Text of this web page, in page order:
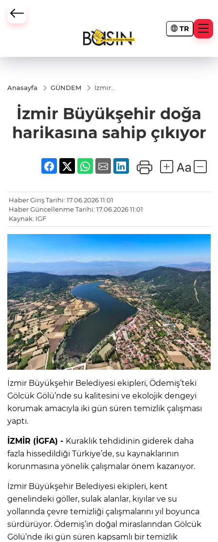
TR
Anasayfa GÜNDEM
İzmir
harikasına
sahip
İzmir Büyükşehir doğa
harikasına sahip çıkıyor
Haber Giriş Tarihi: 17.06.2026 11:01
Haber Güncellenme Tarihi: 17.06.2026 11:01
Kaynak: IGF
İzmir Büyükşehir Belediyesi ekipleri, Ödemiş’teki
Gölcük Gölü’nde su kalitesini ve ekolojik dengeyi
korumak amacıyla iki gün süren temizlik çalışması
yaptı.
İZMİR (İGFA) - Kuraklık tehdidinin giderek daha
fazla hissedildiği Türkiye’de, su kaynaklarının
korunmasına yönelik çalışmalar önem kazanıyor.
İzmir Büyükşehir Belediyesi ekipleri, kent
genelindeki göller, sulak alanlar, kıyılar ve su
yollarında çevre temizliği çalışmalarını yıl boyunca
sürdürüyor. Ödemiş’in doğal miraslarından Gölcük
Gölü’nde iki gün süren kapsamlı bir temizlik